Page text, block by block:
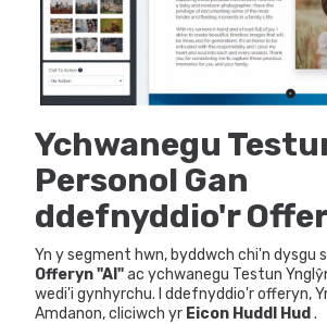
Ychwanegu
Personol Gan
ddefnyddio'r
Yn y segment hwn, byddwch chi'n dysgu
Offeryn "AI"ac ychwanegu Testun
wedi'i gynhyrchu. I ddefnyddio'r offeryn,
Amdanon, cliciwch yr Eicon Huddl Hud .